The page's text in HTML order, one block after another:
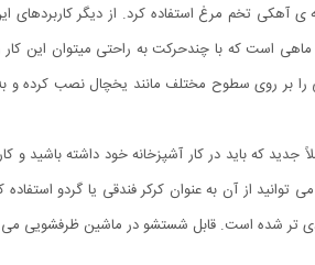
ایجاد سوراخ بر روی پوسته ی آهکی تخم مرغ استفاده کرد. از دیگر
است که با چندحرکت به راحتی میتوان این کار
را بر روی سطوح مختلف مانند یخچال نصب کرده و
مفید خواهد بود. محصولی کاملاً جدید که باید در کار آشپزخانه خود
از آن به عنوان کرکر فندقی یا گردو استفاده